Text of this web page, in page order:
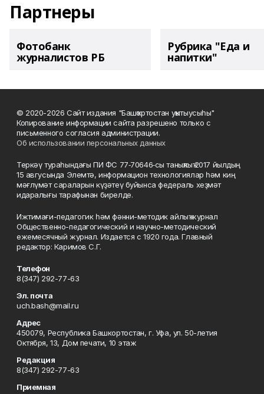
Партнеры
Фотобанк
журналистов РБ
Рубрика "Еда и
напитки"
© 2020-2026 Сайт издания "Башҡортостан уҡытыусыһы"
Копирование информации сайта разрешено только с
письменного согласия администрации.
Об использовании персональных данных
Теркәү тураһындағы ПИ ФС 77‑70646‑сы таныҡлыҡ 2017 йылдың
15 авгусында Элемтә, информацион технологиялар һәм киң
мәғлүмәт сараларын күҙәтеү буйынса федераль хеҙмәт
идаралығы тарафынан бирелде.
Ижтимағи-педагогик һәм фәнни-методик айлыҡ журнал
Общественно-педагогический и научно-методический
ежемесячный журнал. Издается с 1920 года. Главный
редактор: Каримов С.Г.
Телефон
8(347) 292-77-63
Эл. почта
uch.bash@mail.ru
Адрес
450079, Республика Башкортостан, г. Уфа, ул. 50-летия
Октября, 13, Дом печати, 10 этаж
Редакция
8(347) 292-77-63
Приемная